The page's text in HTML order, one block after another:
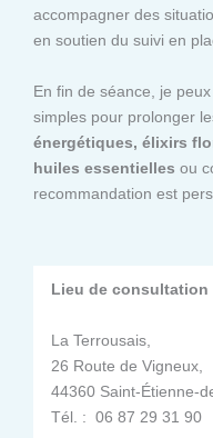
accompagner des
en soutien du suivi en
En fin de séance, je
simples pour prolonger
énergétiques, élixirs
huiles essentielles ou
recommandation est
Lieu de consultation
La Terrousais,
26 Route de Vigneux,
44360 Saint-Étienne-
Tél. : 06 87 29 31 90